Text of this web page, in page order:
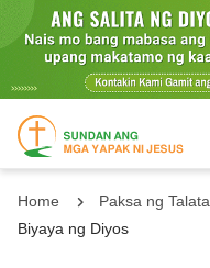
Home Paksa ng Talata
Biyaya ng Diyos